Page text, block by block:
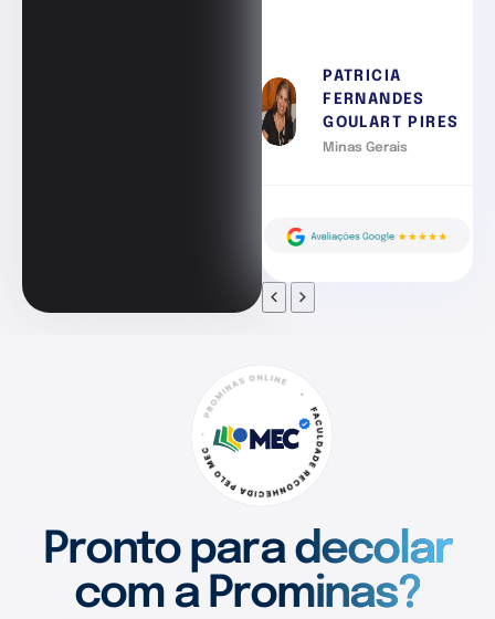
PATRICIA
FERNANDES
GOULART PIRES
Minas Gerais
Pronto para decolar
com a Prominas?